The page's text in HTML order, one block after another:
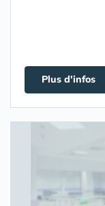
Plus d'infos